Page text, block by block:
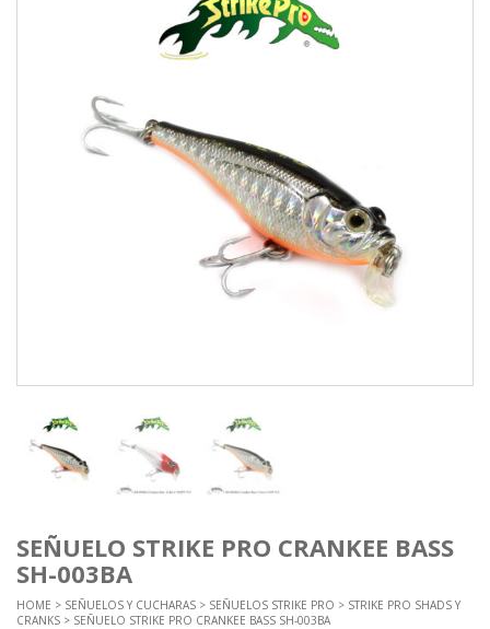
SEÑUELO STRIKE PRO CRANKEE BASS
SH-003BA
HOME > SEÑUELOS Y CUCHARAS > SEÑUELOS STRIKE PRO > STRIKE PRO SHADS Y
CRANKS > SEÑUELO STRIKE PRO CRANKEE BASS SH-003BA